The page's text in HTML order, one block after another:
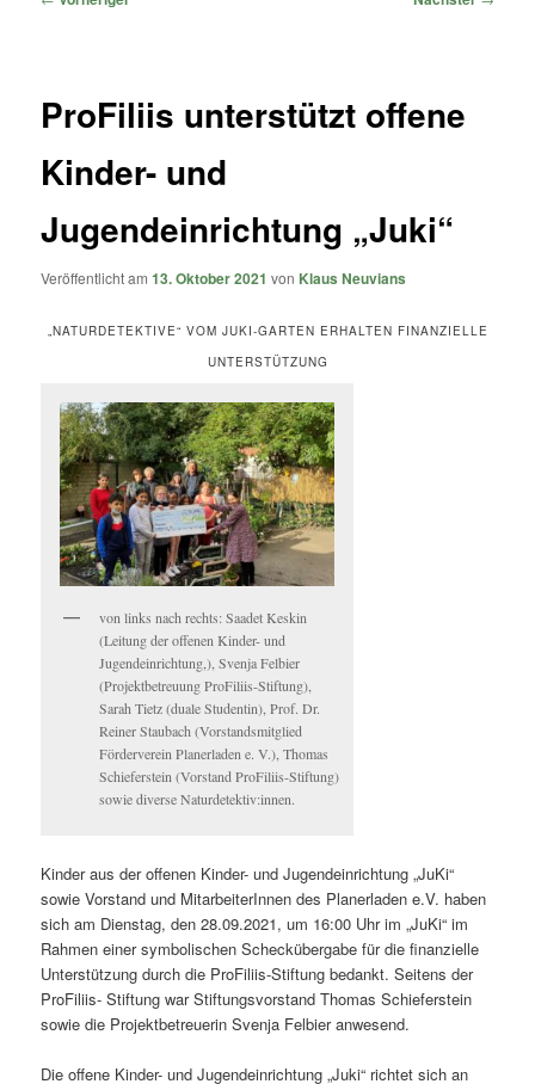
ProFiliis unterstützt offene
Kinder- und
Jugendeinrichtung „Juki“
Veröffentlicht am13. Oktober 2021 von Klaus Neuvians
„NATURDETEKTIVE“ VOM JUKI-GARTEN ERHALTEN FINANZIELLE
UNTERSTÜTZUNG
von links nach rechts: Saadet Keskin
(Leitung der offenen Kinder- und
Jugendeinrichtung,), Svenja Felbier
(Projektbetreuung ProFiliis-Stiftung),
Sarah Tietz (duale Studentin), Prof. Dr.
Reiner Staubach (Vorstandsmitglied
Förderverein Planerladen e. V.), Thomas
Schieferstein (Vorstand ProFiliis-Stiftung)
sowie diverse Naturdetektiv:innen.
Kinder aus der offenen Kinder- und Jugendeinrichtung „JuKi“
sowie Vorstand und MitarbeiterInnen des Planerladen e.V. haben
sich am Dienstag, den 28.09.2021, um 16:00 Uhr im „JuKi“ im
Rahmen einer symbolischen Scheckübergabe für die finanzielle
Unterstützung durch die ProFiliis-Stiftung bedankt. Seitens der
ProFiliis- Stiftung war Stiftungsvorstand Thomas Schieferstein
sowie die Projektbetreuerin Svenja Felbier anwesend.
Die offene Kinder- und Jugendeinrichtung „Juki“ richtet sich an